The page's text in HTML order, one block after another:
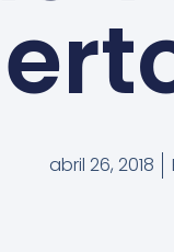
abril 26, 2018